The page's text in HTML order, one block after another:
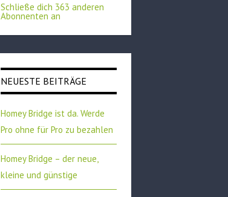
Schließe dich 363 anderen
Abonnenten an
NEUESTE BEITRÄGE
Homey Bridge ist da. Werde
Pro ohne für Pro zu bezahlen
Homey Bridge – der neue,
kleine und günstige